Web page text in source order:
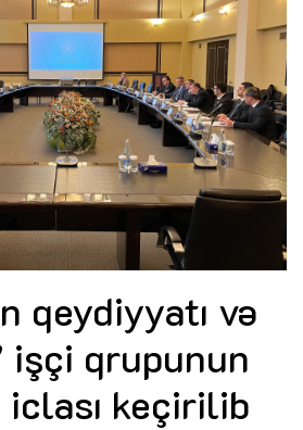
qeydiyyatı və
işçi qrupunun
keçirilib